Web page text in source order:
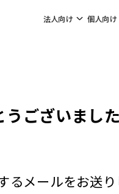
法人向け 個人向け
ございました
メールをお送り